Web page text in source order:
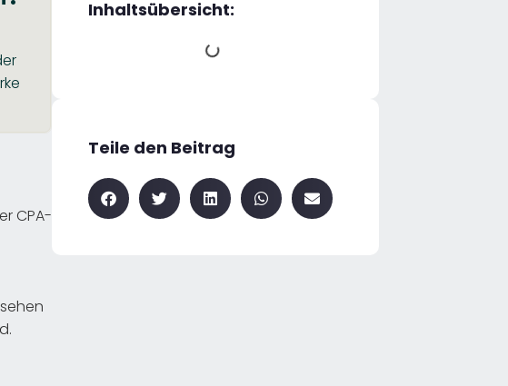
CPA-
Inhaltsübersicht:
Teile den Beitrag